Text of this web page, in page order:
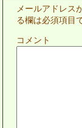
メールアドレス
る欄は必須項目
コメント